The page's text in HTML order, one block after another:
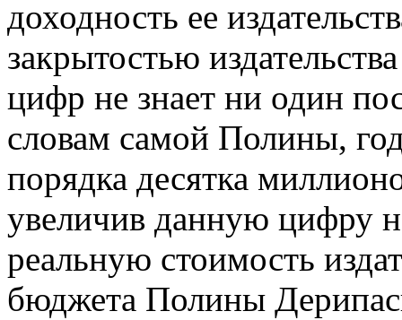
доходность ее
закрытостью
цифр не знает ни один
словам самой Полины,
порядка десятка
увеличив данную цифру
реальную стоимость
бюджета Полины